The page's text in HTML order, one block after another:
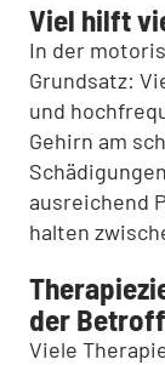
Viel hilft
In der
Grundsatz:
und
Gehirn am
ausreichend
halten
der
Viele